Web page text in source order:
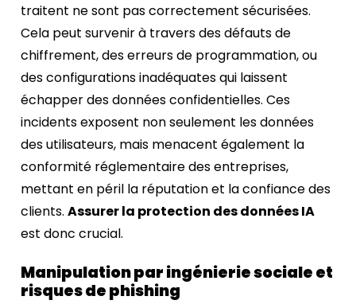
traitent ne sont pas correctement sécurisées.
Cela peut survenir à travers des défauts de
chiffrement, des erreurs de programmation, ou
des configurations inadéquates qui laissent
échapper des données confidentielles. Ces
incidents exposent non seulement les données
des utilisateurs, mais menacent également la
conformité réglementaire des entreprises,
mettant en péril la réputation et la confiance des
clients. Assurer la protection des données IA
est donc crucial.
Manipulation par ingénierie sociale et
risques de phishing